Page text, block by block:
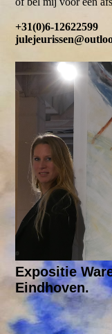
+31(0)6-12622599
Expositie
Eindhoven.